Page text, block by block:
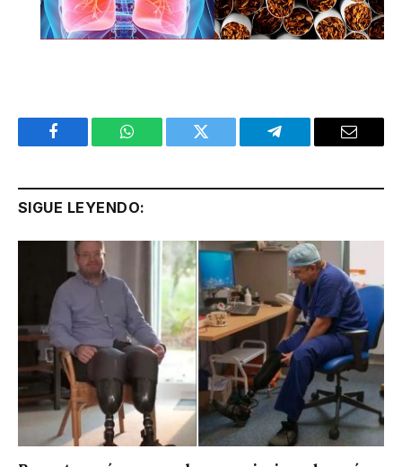
Facebook WhatsApp Twitter Telegram Email
SIGUE LEYENDO: